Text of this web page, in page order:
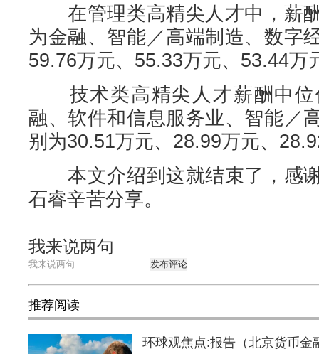
在管理类高精尖人才中，薪
为金融、智能／高端制造、数字
59.76万元、55.33万元、53.44万
技术类高精尖人才薪酬中位
融、软件和信息服务业、智能／
别为30.51万元、28.99万元、
本文介绍到这就结束了，感
石睿辛苦分享。
我来说两句
发布评论
推荐阅读
环球观焦点:报告（北京货币金